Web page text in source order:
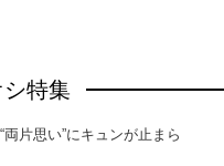
特集
片思い”にキュンが止まら